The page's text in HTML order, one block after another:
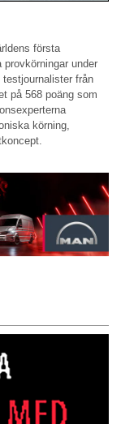
första
under
från
på 568 poäng som
körning,